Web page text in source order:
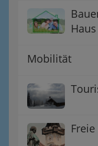
Haus
Mobilität